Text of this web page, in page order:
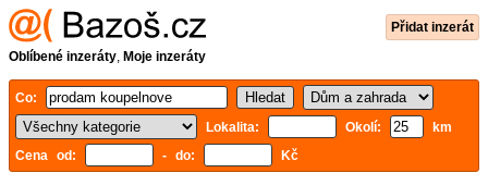
Přidat inzerát
Oblíbené inzeráty, Moje inzeráty
Co:
Lokalita:
Okolí:
km
Cena od:
- do: Kč